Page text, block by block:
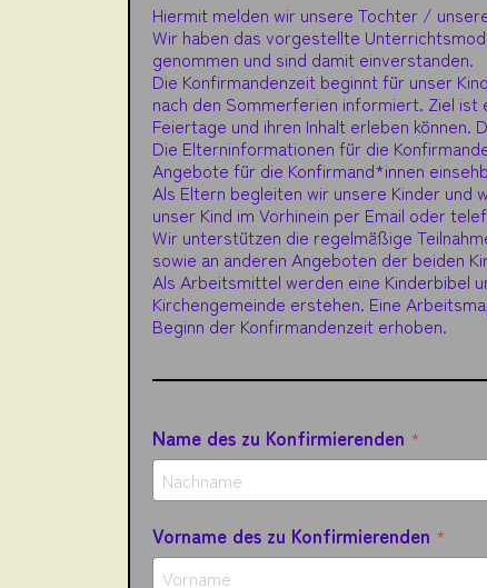
Hiermit melden wir unsere Tochter /
Wir haben das vorgestellte
genommen und sind damit einverstanden.
Die Konfirmandenzeit beginnt für unser
nach den Sommerferien informiert. Ziel ist
Feiertage und ihren Inhalt erleben
Die Elterninformationen für die
Angebote für die Konfirmand*innen
Als Eltern begleiten wir unsere Kinder und
unser Kind im Vorhinein per Email oder
Wir unterstützen die regelmäßige
sowie an anderen Angeboten der beiden
Als Arbeitsmittel werden eine Kinderbibel
Kirchengemeinde erstehen. Eine
Beginn der Konfirmandenzeit erhoben.
Name des zu Konfirmierenden *
Vorname des zu Konfirmierenden *